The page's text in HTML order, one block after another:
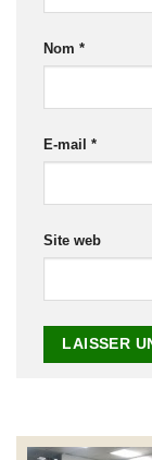
Nom *
E-mail *
Site web